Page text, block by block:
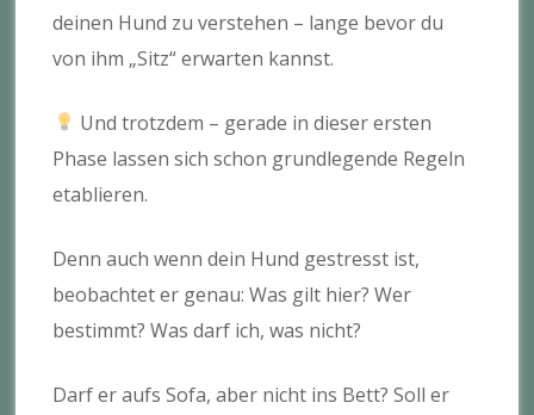
deinen Hund zu verstehen – lange bevor du
von ihm „Sitz“ erwarten kannst.
Und trotzdem – gerade in dieser ersten
Phase lassen sich schon grundlegende Regeln
etablieren.
Denn auch wenn dein Hund gestresst ist,
beobachtet er genau: Was gilt hier? Wer
bestimmt? Was darf ich, was nicht?
Darf er aufs Sofa, aber nicht ins Bett? Soll er